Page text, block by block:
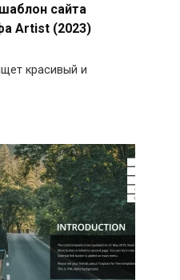
сайта
Artist (2023)
красивый и